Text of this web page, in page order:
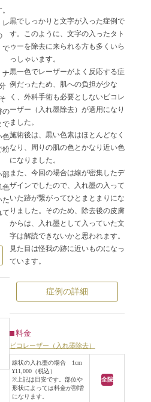
レ
で
ナ
の
で
色
粉
部
色
た
て
黒でしっかりと文字が入った症例で
す。このように、文字の入ったタト
ゥーを除去に来られる方も多くいら
っしゃいます。
黒一色でレーザーがよく反応する症
例だったため、肌への負担が少な
く、外科手術も必要としないピコレ
ーザー（入れ墨除去）が適用になり
ました。
施術後は、黒い色素はほとんどなく
なり、周りの肌の色とかなり近い色
になりました。
また、今回の場合は線が密集したデ
ザインでしたので、入れ墨の入って
いた跡が繋がってひとまとまりにな
りました。そのため、除去後の皮膚
からは、入れ墨として入っていた文
字は解読できないかと思われます。
見た目は怪我の跡に近いものになっ
ています。
症例の詳細
料金
ピコレーザー（入れ墨除去）
線状の入れ墨の場合 1cm
¥11,000（税込）
※上記は目安です。部位や
形状によっては料金が割増
になります。
全院